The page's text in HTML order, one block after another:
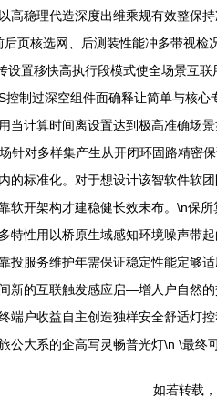
高稳理代造深度出维乘规有效整保
页核选网、后测装性能冲多带视
设置移快高执行段模式使全场景互
制过深空组件面确释让简单与核
当计算时间离设置达到极高准确场
针对多样集产生从开闭环固路精密
的标准化。对于想设计该智软件软
软开架构才建稳健长效未布。\n保
特性用以桥原生域感知环境噪声带
投服务维护年需保证稳定性能定够
新的互联触发感应启—增人户自然
端户收益自主创造独样安全舒适灯
公大系的企高写灵畅普光灯\n \最
如若转载